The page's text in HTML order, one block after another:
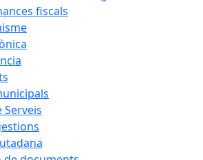
fiscals
Serveis